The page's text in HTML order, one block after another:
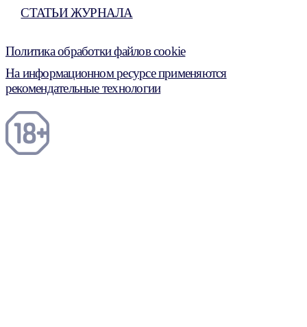
СТАТЬИ ЖУРНАЛА
Политика обработки файлов cookie
На информационном ресурсе применяются
рекомендательные технологии